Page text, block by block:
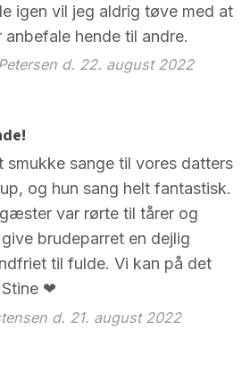
igen vil jeg aldrig tøve med at
hende til andre.
d. 22. august 2022
smukke sange til vores datters
og hun sang helt fantastisk.
var rørte til tårer og
brudeparret en dejlig
til fulde. Vi kan på det
❤
d. 21. august 2022